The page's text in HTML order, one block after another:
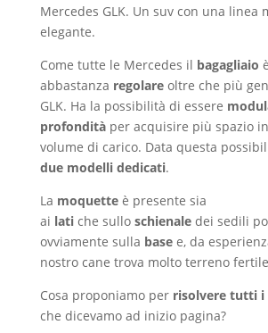
Mercedes GLK. Un suv con una linea
elegante.
Come tutte le Mercedes il bagagliaio
abbastanza regolareoltre che più
GLK. Ha la possibilità di essere
profonditàper acquisire più spazio
volume di carico. Data questa
due modelli dedicati.
La moquetteè presente sia
ai lati che sullo schienaledei sedili
ovviamente sulla base e, da
nostro cane trova molto terreno
Cosa proponiamo per risolvere tutti i
che dicevamo ad inizio pagina?